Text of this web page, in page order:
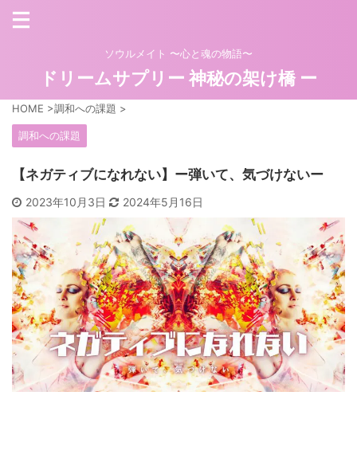
ソウルメイト 〜心と魂の物語〜
ドリームサプリー 神秘の架け橋 ー
HOME >調和への課題 >
調和への課題
【ネガティブになれない】ー弾いて、気づけないー
2023年10月3日 2024年5月16日